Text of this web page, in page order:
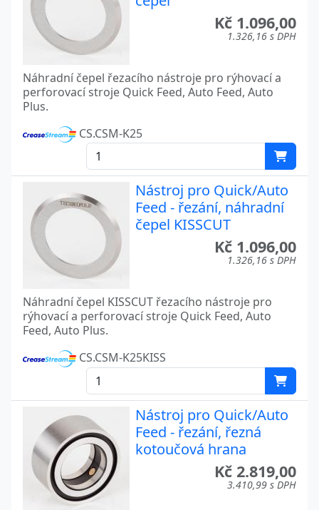
Kč 1.096,00
1.326,16 s DPH
Náhradní čepel řezacího nástroje pro rýhovací a
perforovací stroje Quick Feed, Auto Feed, Auto
Plus.
CS.CSM-K25
Nástroj pro Quick/Auto
Feed - řezání, náhradní
čepel KISSCUT
Kč 1.096,00
1.326,16 s DPH
Náhradní čepel KISSCUT řezacího nástroje pro
rýhovací a perforovací stroje Quick Feed, Auto
Feed, Auto Plus.
CS.CSM-K25KISS
Nástroj pro Quick/Auto
Feed - řezání, řezná
kotoučová hrana
Kč 2.819,00
3.410,99 s DPH